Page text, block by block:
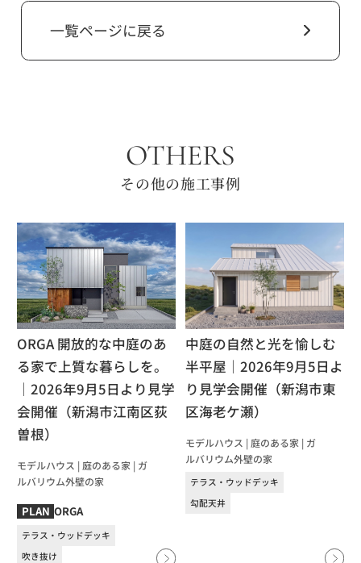
一覧ページに戻る
OTHERS
その他の施工事例
ORGA 開放的な中庭のあ
る家で上質な暮らしを。
｜2026年9月5日より見学
会開催（新潟市江南区荻
曽根）
モデルハウス | 庭のある家 | ガ
ルバリウム外壁の家
PLAN ORGA
テラス・ウッドデッキ
吹き抜け
中庭の自然と光を愉しむ
半平屋｜2026年9月5日よ
り見学会開催（新潟市東
区海老ケ瀬）
モデルハウス | 庭のある家 | ガ
ルバリウム外壁の家
テラス・ウッドデッキ
勾配天井